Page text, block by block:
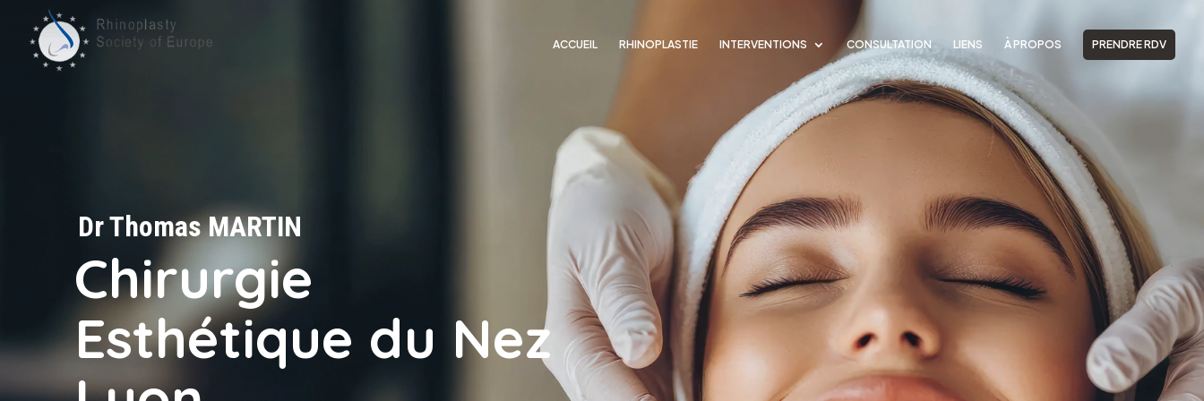
ACCUEIL RHINOPLASTIE INTERVENTIONS CONSULTATION LIENS À PROPOS PRENDRE RDV
Dr Thomas MARTIN
Chirurgie
Esthétique du Nez